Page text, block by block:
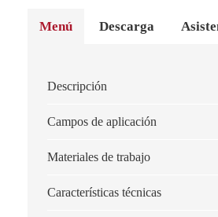
Menú Descarga
Descripción
Campos de aplicación
Materiales de trabajo
Características técnicas